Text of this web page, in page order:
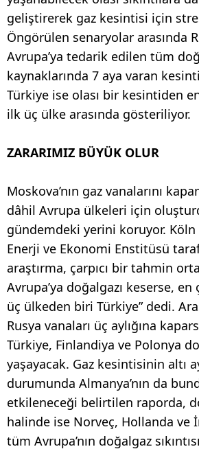
geliştirerek gaz kesintisi için
Öngörülen senaryolar arasında
Avrupa’ya tedarik edilen tüm
kaynaklarında 7 aya varan
Türkiye ise olası bir kesintiden
ilk üç ülke arasında gösteriliyor.
ZARARIMIZ BÜYÜK OLUR
Moskova’nın gaz vanalarını
dâhil Avrupa ülkeleri için
gündemdeki yerini koruyor.
Enerji ve Ekonomi Enstitüsü
araştırma, çarpıcı bir tahmin
Avrupa’ya doğalgazı keserse,
üç ülkeden biri Türkiye” dedi.
Rusya vanaları üç aylığına
Türkiye, Finlandiya ve Polonya
yaşayacak. Gaz kesintisinin altı
durumunda Almanya’nın da
etkileneceği belirtilen raporda,
halinde ise Norveç, Hollanda ve
tüm Avrupa’nın doğalgaz